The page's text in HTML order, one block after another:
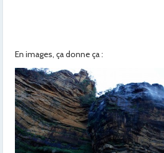
En images, ça donne ça :